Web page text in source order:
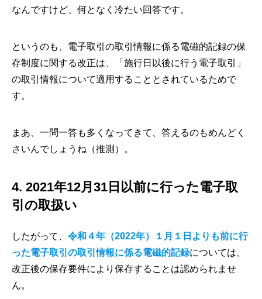
なんですけど、何となく冷たい回答です。
というのも、電子取引の取引情報に係る電磁的記録の保
存制度に関する改正は、「施行日以後に行う電子取引」
の取引情報について適用することとされているためで
す。
まあ、一問一答も多くなってきて、答えるのもめんどく
さいんでしょうね（推測）。
4. 2021年12月31日以前に行った電子取
引の取扱い
したがって、 令和４年（2022年）１月１日よりも前に行
った電子取引の取引情報に係る電磁的記録については、
改正後の保存要件により保存することは認められませ
ん。